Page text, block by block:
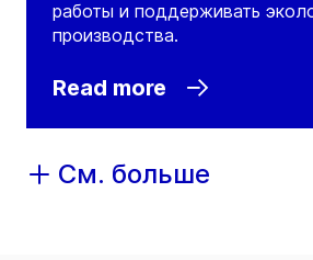
работы и поддерживать
производства.
Read more
См. больше